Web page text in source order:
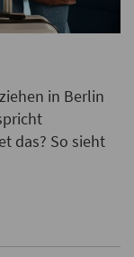
in Berlin
das? So sieht